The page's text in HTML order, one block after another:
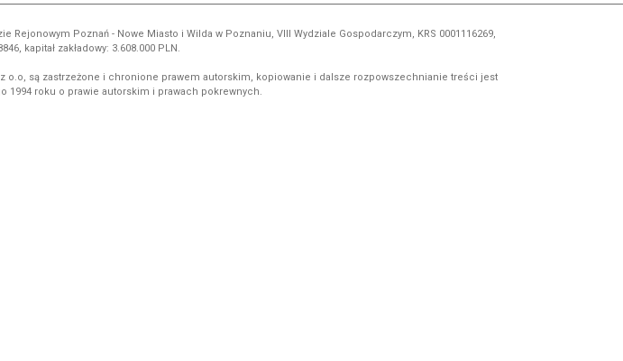
Poznań - Nowe Miasto i Wilda w Poznaniu, VIII Wydziale Gospodarczym, KRS 0001116269,
kapitał zakładowy: 3.608.000 PLN.
o.o, są zastrzeżone i chronione prawem autorskim, kopiowanie i dalsze rozpowszechnianie treści jest
1994 roku o prawie autorskim i prawach pokrewnych.